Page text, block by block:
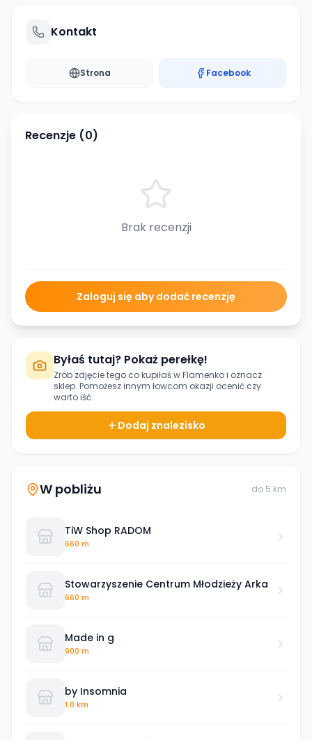
Kontakt
Strona Facebook
Recenzje (0)
Brak recenzji
Zaloguj się aby dodać recenzję
Byłaś tutaj? Pokaż perełkę!
Zrób zdjęcie tego co kupiłaś wFlamenkoi oznacz
sklep. Pomożesz innym łowcom okazji ocenić czy
warto iść.
Dodaj znalezisko
W pobliżu do 5 km
TiW Shop RADOM
660 m
Stowarzyszenie Centrum Młodzieży Arka
660 m
Made in g
900 m
by Insomnia
1.0 km